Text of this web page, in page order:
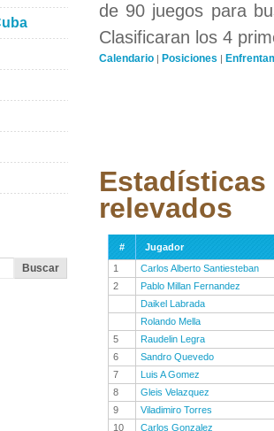
de 90 juegos para
Clasificaran los 4
Calendario | Posiciones |
relevados
#
Jugador
1
Carlos Alberto Santiesteban
2
Pablo Millan Fernandez
Daikel Labrada
Rolando Mella
5
Raudelin Legra
6
Sandro Quevedo
7
Luis A Gomez
8
Gleis Velazquez
9
Viladimiro Torres
10
Carlos Gonzalez